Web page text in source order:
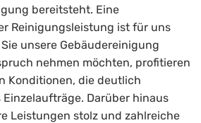
bereitsteht. Eine
Reinigungsleistung ist für uns
unsere Gebäudereinigung
nehmen möchten, profitieren
Konditionen, die deutlich
Darüber hinaus
Leistungen stolz und zahlreiche